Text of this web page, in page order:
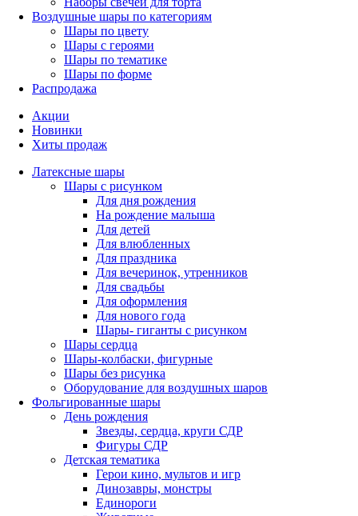
Воздушные шары по категориям
Шары по цвету
Шары с героями
Шары по тематике
Шары по форме
Распродажа
Акции
Новинки
Хиты продаж
Латексные шары
Шары с рисунком
Для дня рождения
На рождение малыша
Для детей
Для влюбленных
Для праздника
Для вечеринок, утренников
Для свадьбы
Для оформления
Для нового года
Шары- гиганты с рисунком
Шары сердца
Шары-колбаски, фигурные
Шары без рисунка
Оборудование для воздушных шаров
Фольгированные шары
День рождения
Звезды, сердца, круги СДР
Фигуры СДР
Детская тематика
Герои кино, мультов и игр
Динозавры, монстры
Единороги